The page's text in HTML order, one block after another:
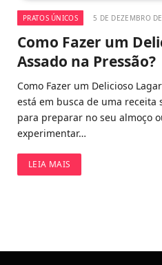
PRATOS ÚNICOS 5 DE DEZEMBRO
Como Fazer um
Assado na Pressão?
Como Fazer um Delicioso
está em busca de uma receita
para preparar no seu almoço
experimentar…
LEIA MAIS